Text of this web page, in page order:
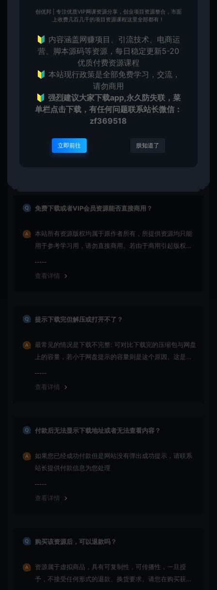
创优 创优邦，12年风雨同舟，欢迎您一起缔造！
上一篇：
下一篇：
免费下载或者VIP会员资源能否直接商用？
本站所有资源版权均属于原作者所有，所提供资源均只能
用于参考学习用，请勿直接商用。若由于商用引起版权纠
查看详情
提示下载完但解压或打开不了？
最常见的情况是下载不完整: 可对比下载完的压缩包与网盘
上的容量，若小于网盘提示的容量则是这个原因。这是浏
查看详情
付款后无法显示下载地址或者无法查看内容？
如果您已经成功付款但是网站没有弹出成功提示，请联系
站长提供付款信息为您处理
查看详情
购买该资源后，可以退款吗？
资源属于虚拟商品，具有可复制性，可传播性，一旦授
予，不接受任何形式的退款、换货要求。请您在购买获取
创优邦 | 专注优质VIP网课资源分享，创业项目资源整合，市面
上收费几百几千的项目资源课程这里全部都有！
🔰 内容涵盖网赚项目、引流技术、电商运
营、脚本源码等资源，每日稳定更新5-20
优质付费资源课程
🔰 本站现行政策是全部免费学习，交流，
请勿商用
🔰强烈建议大家下载app,永久防失联，菜
单栏点击下载，有任何问题联系站长微信：
zf369518
立即前往 朕知道了